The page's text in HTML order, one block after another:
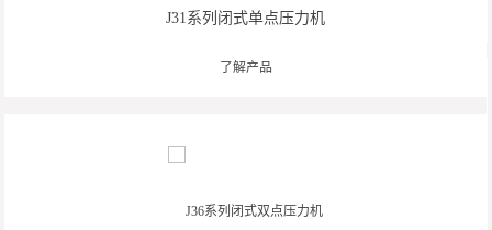
J31系列闭式单点压力机
了解产品